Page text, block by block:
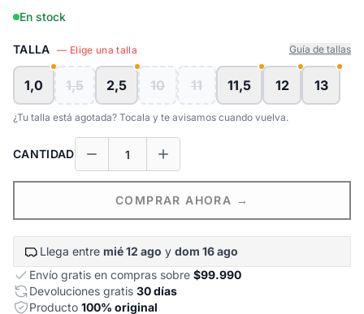
En stock
TALLA — Elige una talla Guía de tallas
1,0 1,5 2,5 10 11 11,5 12 13
¿Tu talla está agotada? Tocala y te avisamos cuando vuelva.
CANTIDAD
COMPRAR AHORA →
Llega entre mié 12 ago y dom 16 ago
Envío gratis en compras sobre $99.990
Devoluciones gratis 30 días
Producto 100% original